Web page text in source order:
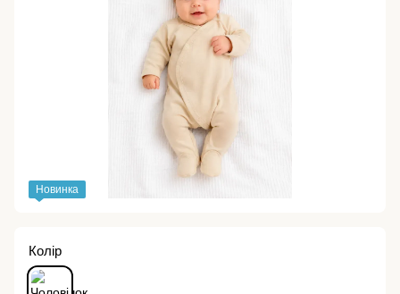
Новинка
Колір